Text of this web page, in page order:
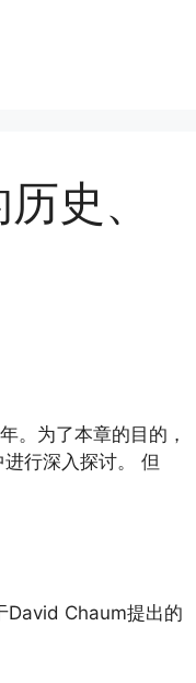
史、
。为了本章的目的，
行深入探讨。 但
David Chaum提出的